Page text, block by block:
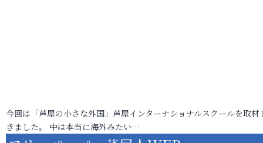
今回は「芦屋の小さな外国」芦屋インターナショナルスクールを取材
きました。 中は本当に海外みたい…